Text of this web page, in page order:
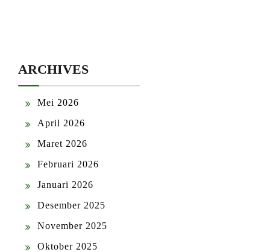
ARCHIVES
Mei 2026
April 2026
Maret 2026
Februari 2026
Januari 2026
Desember 2025
November 2025
Oktober 2025